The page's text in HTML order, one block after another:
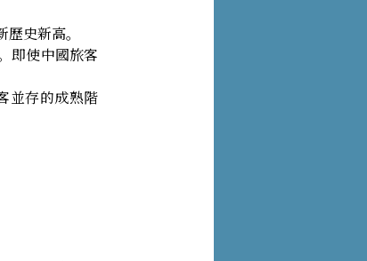
史新高。
即使中國旅客
並存的成熟階